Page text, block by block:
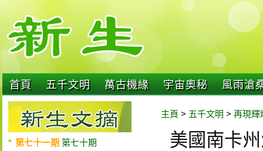
首頁 五千文明 萬古機緣 宇宙奧秘 風雨滄
第七十一期 第七十期
主頁 > 五千文明 > 再現輝
美國南卡